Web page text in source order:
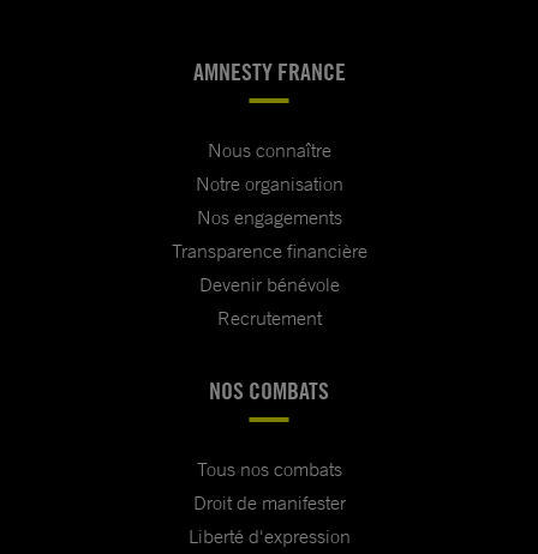
AMNESTY FRANCE
Nous connaître
Notre organisation
Nos engagements
Transparence financière
Devenir bénévole
Recrutement
NOS COMBATS
Tous nos combats
Droit de manifester
Liberté d'expression